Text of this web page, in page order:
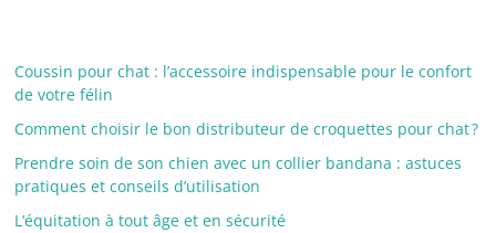
Coussin pour chat : l’accessoire indispensable pour le confort
de votre félin
Comment choisir le bon distributeur de croquettes pour chat ?
Prendre soin de son chien avec un collier bandana : astuces
pratiques et conseils d’utilisation
L’équitation à tout âge et en sécurité